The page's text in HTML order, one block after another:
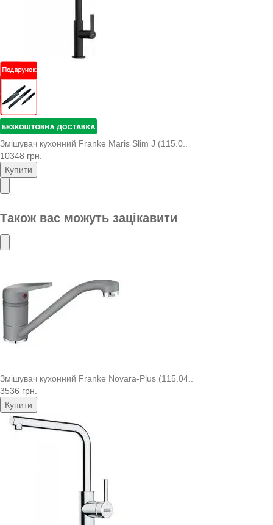
Змішувач кухонний Franke Maris Slim J (115.0..
10348 грн.
Купити
Також вас можуть зацікавити
Змішувач кухонний Franke Novara-Plus (115.04..
3536 грн.
Купити